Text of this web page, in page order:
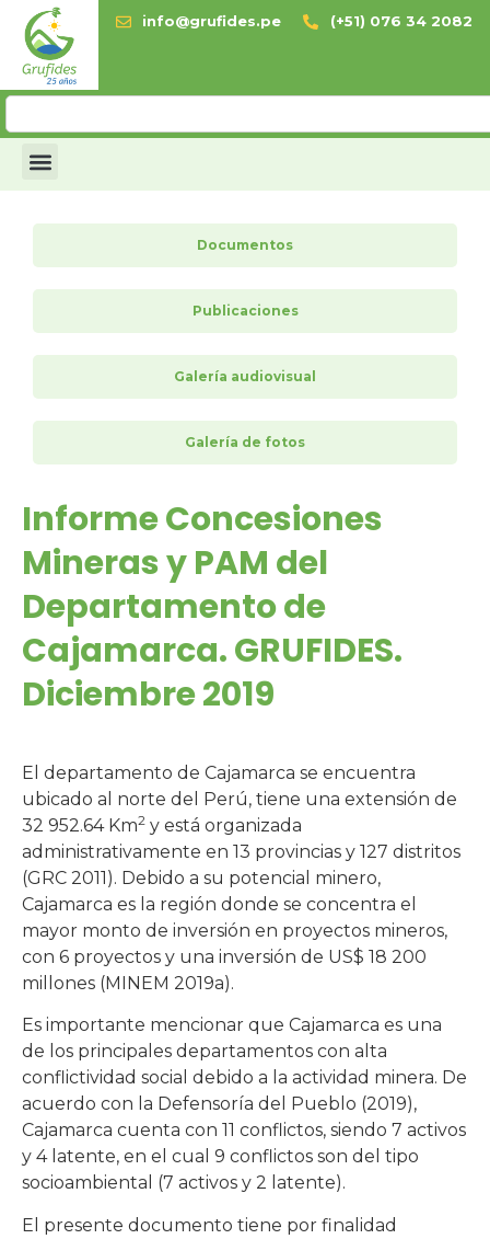
info@grufides.pe (+51) 076 34 2082
Documentos
Publicaciones
Galería audiovisual
Galería de fotos
Informe Concesiones
Mineras y PAM del
Departamento de
Cajamarca. GRUFIDES.
Diciembre 2019
El departamento de Cajamarca se encuentra
ubicado al norte del Perú, tiene una extensión de
32 952.64 Km2 y está organizada
administrativamente en 13 provincias y 127 distritos
(GRC 2011). Debido a su potencial minero,
Cajamarca es la región donde se concentra el
mayor monto de inversión en proyectos mineros,
con 6 proyectos y una inversión de US$ 18 200
millones (MINEM 2019a).
Es importante mencionar que Cajamarca es una
de los principales departamentos con alta
conflictividad social debido a la actividad minera. De
acuerdo con la Defensoría del Pueblo (2019),
Cajamarca cuenta con 11 conflictos, siendo 7 activos
y 4 latente, en el cual 9 conflictos son del tipo
socioambiental (7 activos y 2 latente).
El presente documento tiene por finalidad